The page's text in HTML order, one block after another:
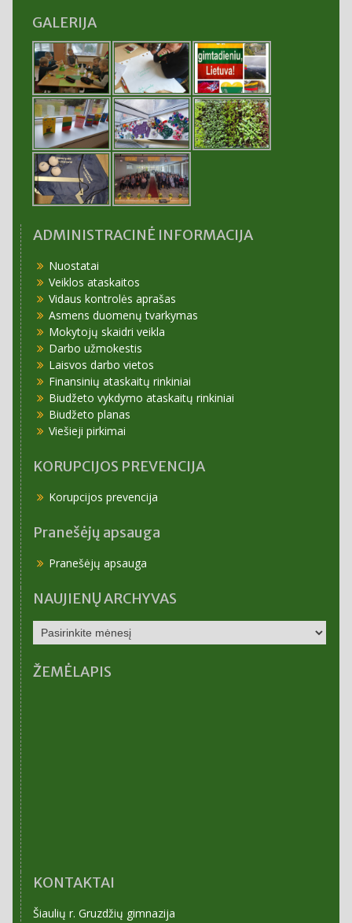
GALERIJA
ADMINISTRACINĖ INFORMACIJA
Nuostatai
Veiklos ataskaitos
Vidaus kontrolės aprašas
Asmens duomenų tvarkymas
Mokytojų skaidri veikla
Darbo užmokestis
Laisvos darbo vietos
Finansinių ataskaitų rinkiniai
Biudžeto vykdymo ataskaitų rinkiniai
Biudžeto planas
Viešieji pirkimai
KORUPCIJOS PREVENCIJA
Korupcijos prevencija
Pranešėjų apsauga
Pranešėjų apsauga
NAUJIENŲ ARCHYVAS
NAUJIENŲ
ARCHYVAS
ŽEMĖLAPIS
KONTAKTAI
Šiaulių r. Gruzdžių gimnazija